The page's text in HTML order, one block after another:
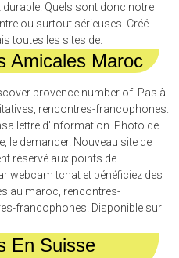
Quels sont donc notre
ou surtout sérieuses. Créé
toutes les sites de.
Amicales Maroc
provence number of. Pas à
rencontres-francophones.
lettre d'information. Photo de
le demander. Nouveau site de
réservé aux points de
webcam tchat et bénéficiez des
au maroc, rencontres-
francophones. Disponible sur
En Suisse